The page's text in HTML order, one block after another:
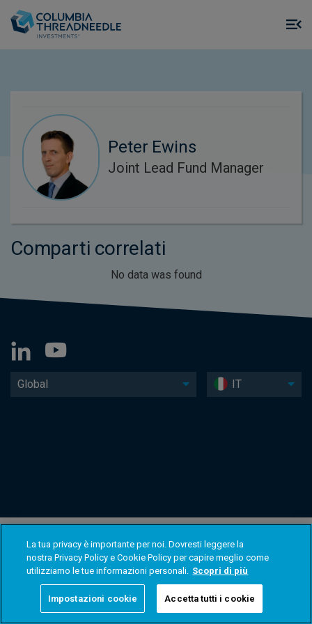
Peter Ewins
Joint Lead Fund Manager
Comparti correlati
No data was found
Global IT
La tua privacy è importante per noi. Dovresti leggere la
nostra Privacy Policy e Cookie Policy per capire meglio come
utilizziamo le tue informazioni personali. Scopri di più
Impostazioni cookie Accetta tutti i cookie